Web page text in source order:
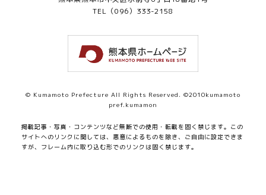
TEL（096）333-2158
© Kumamoto Prefecture All Rights Reserved. ©2010kumamoto
pref.kumamon
掲載記事・写真・コンテンツなど無断での使用・転載を固く禁じます。 この
サイトへのリンクに関しては、悪意によるものを除き、ご自由に設定できま
すが、フレーム内に取り込む形でのリンクは固く禁じます。